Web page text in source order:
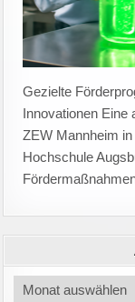
Rückgang bei
Übernahmen trotz
Stellen Im Jahr
von
nachdem sie im
Archiv